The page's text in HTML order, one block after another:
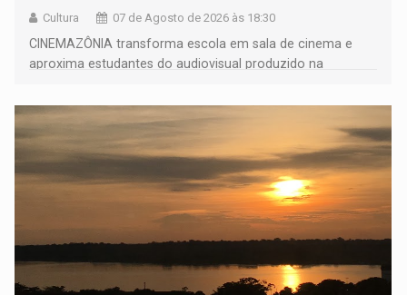
Cultura 07 de Agosto de 2026 às 18:30
CINEMAZÔNIA transforma escola em sala de cinema e
aproxima estudantes do audiovisual produzido na